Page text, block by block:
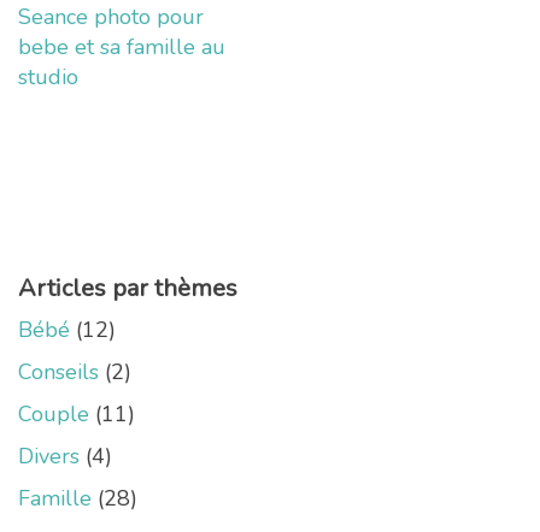
Seance photo pour
bebe et sa famille au
studio
Articles par thèmes
Bébé (12)
Conseils (2)
Couple (11)
Divers (4)
Famille (28)